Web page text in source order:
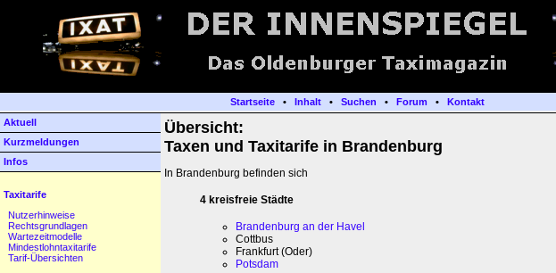
Startseite• Inhalt• Suchen • Forum •
Kontakt
Aktuell
Kurzmeldungen
Infos
Taxitarife
Nutzerhinweise
Rechtsgrundlagen
Wartezeitmodelle
Mindestlohntaxitarife
Tarif-Übersichten
Übersicht:
Taxen und Taxitarife in Brandenburg
In Brandenburg befinden sich
4 kreisfreie Städte
Brandenburg an der Havel
Cottbus
Frankfurt (Oder)
Potsdam